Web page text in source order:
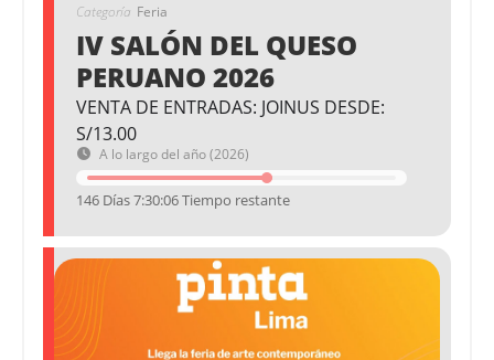
Categoría Feria
IV SALÓN DEL QUESO
PERUANO 2026
VENTA DE ENTRADAS: JOINUS DESDE:
S/13.00
A lo largo del año (2026)
146 Días 7:30:06 Tiempo restante